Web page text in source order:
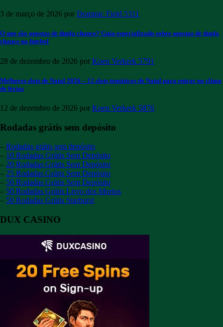
3 de março de 2026 por Dominic Field 5311
O que são apostas de dupla chance? Guia especializado sobre apostas de dupla
chance no futebol
28 de dezembro de 2026 por Koen Verkerk 5791
Melhores slots de Natal 2026 – 12 slots temáticos de Natal para entrar no clima
de férias
12 de dezembro de 2026 por Koen Verkerk 5876
Rodadas grátis sem depósito
– Rodadas grátis sem depósito
– 10 Rodadas Grátis Sem Depósito
– 20 Rodadas Grátis Sem Depósito
– 25 Rodadas Grátis Sem Depósito
– 50 Rodadas Grátis Sem Depósito
– 50 Rodadas Grátis Livro dos Mortos
– 50 Rodadas Grátis Starburst
DUX CASINO